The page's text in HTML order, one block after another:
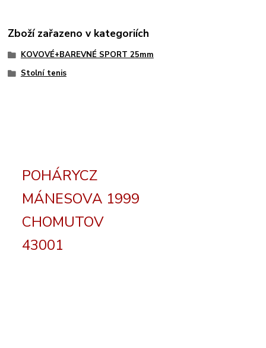
Zboží zařazeno v kategoriích
KOVOVÉ+BAREVNÉ SPORT 25mm
Stolní tenis
POHÁRYCZ
MÁNESOVA 1999
CHOMUTOV
43001